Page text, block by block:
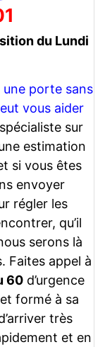
du Lundi
une porte sans
vous aider
sur
estimation
si vous êtes
envoyer
régler les
qu’il
serons là
Faites appel à
60d’urgence
formé à sa
très
et en